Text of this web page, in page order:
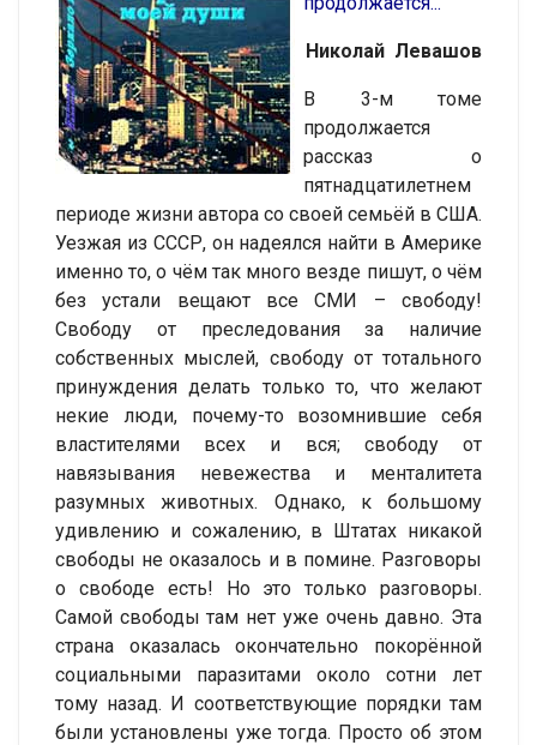
Николай Левашов
В 3-м томе
продолжается
рассказ о
пятнадцатилетнем
периоде жизни автора со своей семьёй в США.
Уезжая из СССР, он надеялся найти в Америке
именно то, о чём так много везде пишут, о чём
без устали вещают все СМИ – свободу!
Свободу от преследования за наличие
собственных мыслей, свободу от тотального
принуждения делать только то, что желают
некие люди, почему-то возомнившие себя
властителями всех и вся; свободу от
навязывания невежества и менталитета
разумных животных. Однако, к большому
удивлению и сожалению, в Штатах никакой
свободы не оказалось и в помине. Разговоры
о свободе есть! Но это только разговоры.
Самой свободы там нет уже очень давно. Эта
страна оказалась окончательно покорённой
социальными паразитами около сотни лет
тому назад. И соответствующие порядки там
были установлены уже тогда. Просто об этом